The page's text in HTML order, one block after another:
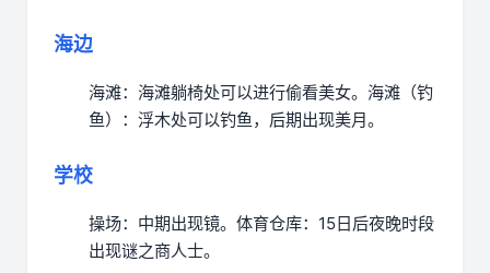
海边
海滩：海滩躺椅处可以进行偷看美女。 海滩（钓
鱼）：浮木处可以钓鱼，后期出现美月。
学校
操场：中期出现镜。 体育仓库：15日后夜晚时段
出现谜之商人士。